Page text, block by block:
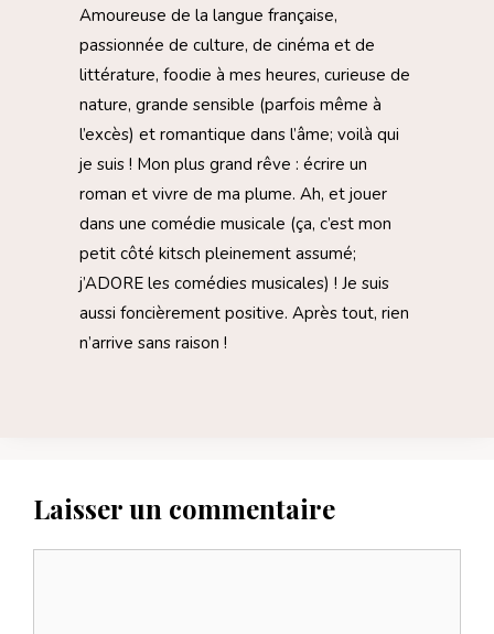
Amoureuse de la langue française,
passionnée de culture, de cinéma et de
littérature, foodie à mes heures, curieuse de
nature, grande sensible (parfois même à
l’excès) et romantique dans l’âme; voilà qui
je suis ! Mon plus grand rêve : écrire un
roman et vivre de ma plume. Ah, et jouer
dans une comédie musicale (ça, c’est mon
petit côté kitsch pleinement assumé;
j’ADORE les comédies musicales) ! Je suis
aussi foncièrement positive. Après tout, rien
n’arrive sans raison !
Laisser un commentaire